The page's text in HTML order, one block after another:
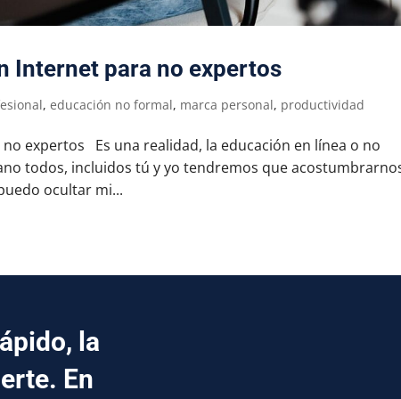
Internet para no expertos
,educación no formal, marca personal, productividad
expertos Es una realidad, la educación en línea o no
todos, incluidos tú y yo tendremos que
ocultar mi...
la
En